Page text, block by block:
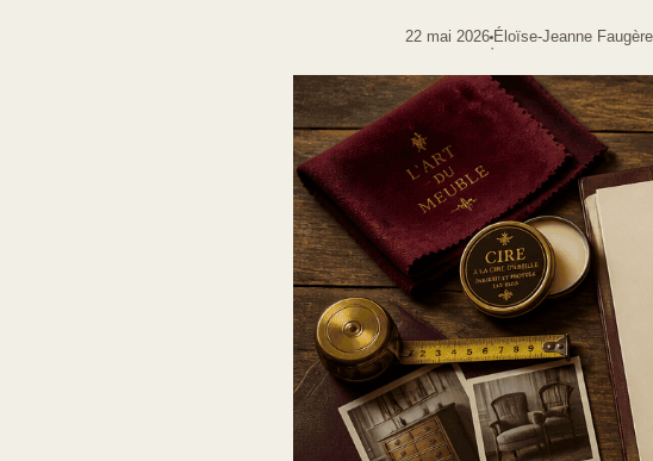
22 mai 2026
·
Éloïse-Jeanne